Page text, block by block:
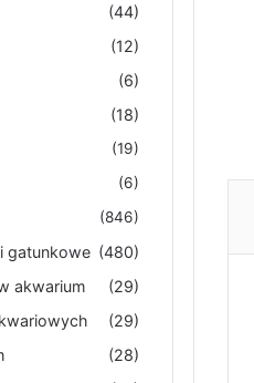
(44)
(12)
(6)
(18)
(19)
(6)
(846)
gatunkowe (480)
akwarium
(29)
(29)
(28)